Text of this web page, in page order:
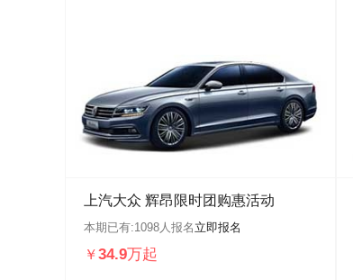
上汽大众 辉昂限时团购惠活动
本期已有:1098人报名 立即报名
￥34.9万起